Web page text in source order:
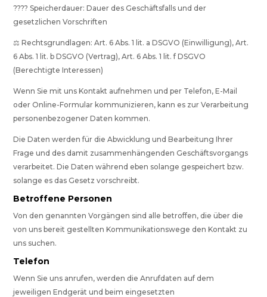
???? Speicherdauer: Dauer des Geschäftsfalls und der
gesetzlichen Vorschriften
⚖️ Rechtsgrundlagen: Art. 6 Abs. 1 lit. a DSGVO (Einwilligung), Art.
6 Abs. 1 lit. b DSGVO (Vertrag), Art. 6 Abs. 1 lit. f DSGVO
(Berechtigte Interessen)
Wenn Sie mit uns Kontakt aufnehmen und per Telefon, E-Mail
oder Online-Formular kommunizieren, kann es zur Verarbeitung
personenbezogener Daten kommen.
Die Daten werden für die Abwicklung und Bearbeitung Ihrer
Frage und des damit zusammenhängenden Geschäftsvorgangs
verarbeitet. Die Daten während eben solange gespeichert bzw.
solange es das Gesetz vorschreibt.
Betroffene Personen
Von den genannten Vorgängen sind alle betroffen, die über die
von uns bereit gestellten Kommunikationswege den Kontakt zu
uns suchen.
Telefon
Wenn Sie uns anrufen, werden die Anrufdaten auf dem
jeweiligen Endgerät und beim eingesetzten